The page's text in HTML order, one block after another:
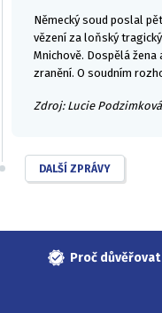
Německý soud poslal
vězení za loňský
Mnichově. Dospělá
zranění. O soudním
Zdroj: Lucie Podzimková
DALŠÍ ZPRÁVY
Proč